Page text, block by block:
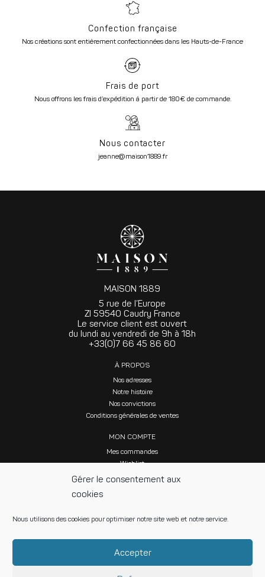
Gérer le consentement aux
cookies
Nous utilisons des cookies pour optimiser notre site web et notre service.
Accepter
Confection française
Nos créations sont entièrement confectionnées dans les Hauts-de-France
Frais de port
Nous offrons les frais d’expédition à partir de 180€ de commande.
Nous contacter
jeanne@maison1889.fr
MAISON 1889
5 rue de l’Europe
ZI 59540 Caudry France
Le service client est ouvert
du lundi au vendredi de 9h à 18h
+33(0)7 66 45 86 60
À PROPOS
Nos adresses
Notre histoire
Nos convictions
Conditions générales de ventes
MON COMPTE
Mes commandes
Wishlist
SUIVEZ NOUS SUR LES RÉSEAUX SOCIAUX